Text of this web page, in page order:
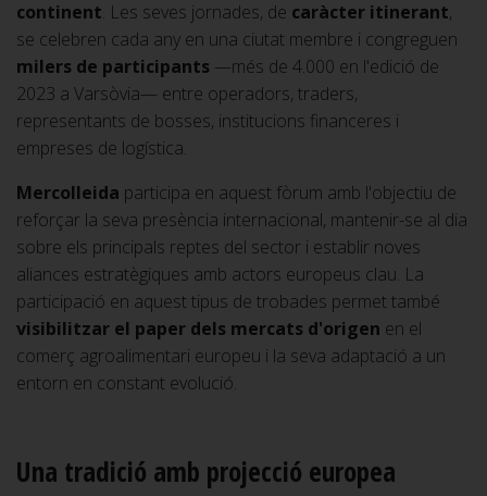
continent. Les seves jornades, de caràcter itinerant,
se celebren cada any en una ciutat membre i congreguen
milers de participants —més de 4.000 en l'edició de
2023 a Varsòvia— entre operadors, traders,
representants de bosses, institucions financeres i
empreses de logística.
Mercolleida participa en aquest fòrum amb l'objectiu de
reforçar la seva presència internacional, mantenir-se al dia
sobre els principals reptes del sector i establir noves
aliances estratègiques amb actors europeus clau. La
participació en aquest tipus de trobades permet també
visibilitzar el paper dels mercats d'origen en el
comerç agroalimentari europeu i la seva adaptació a un
entorn en constant evolució.
Una tradició amb projecció europea